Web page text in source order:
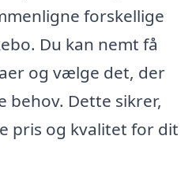
forskellige
Du kan nemt få
og vælge det, der
behov. Dette sikrer,
pris og kvalitet for dit